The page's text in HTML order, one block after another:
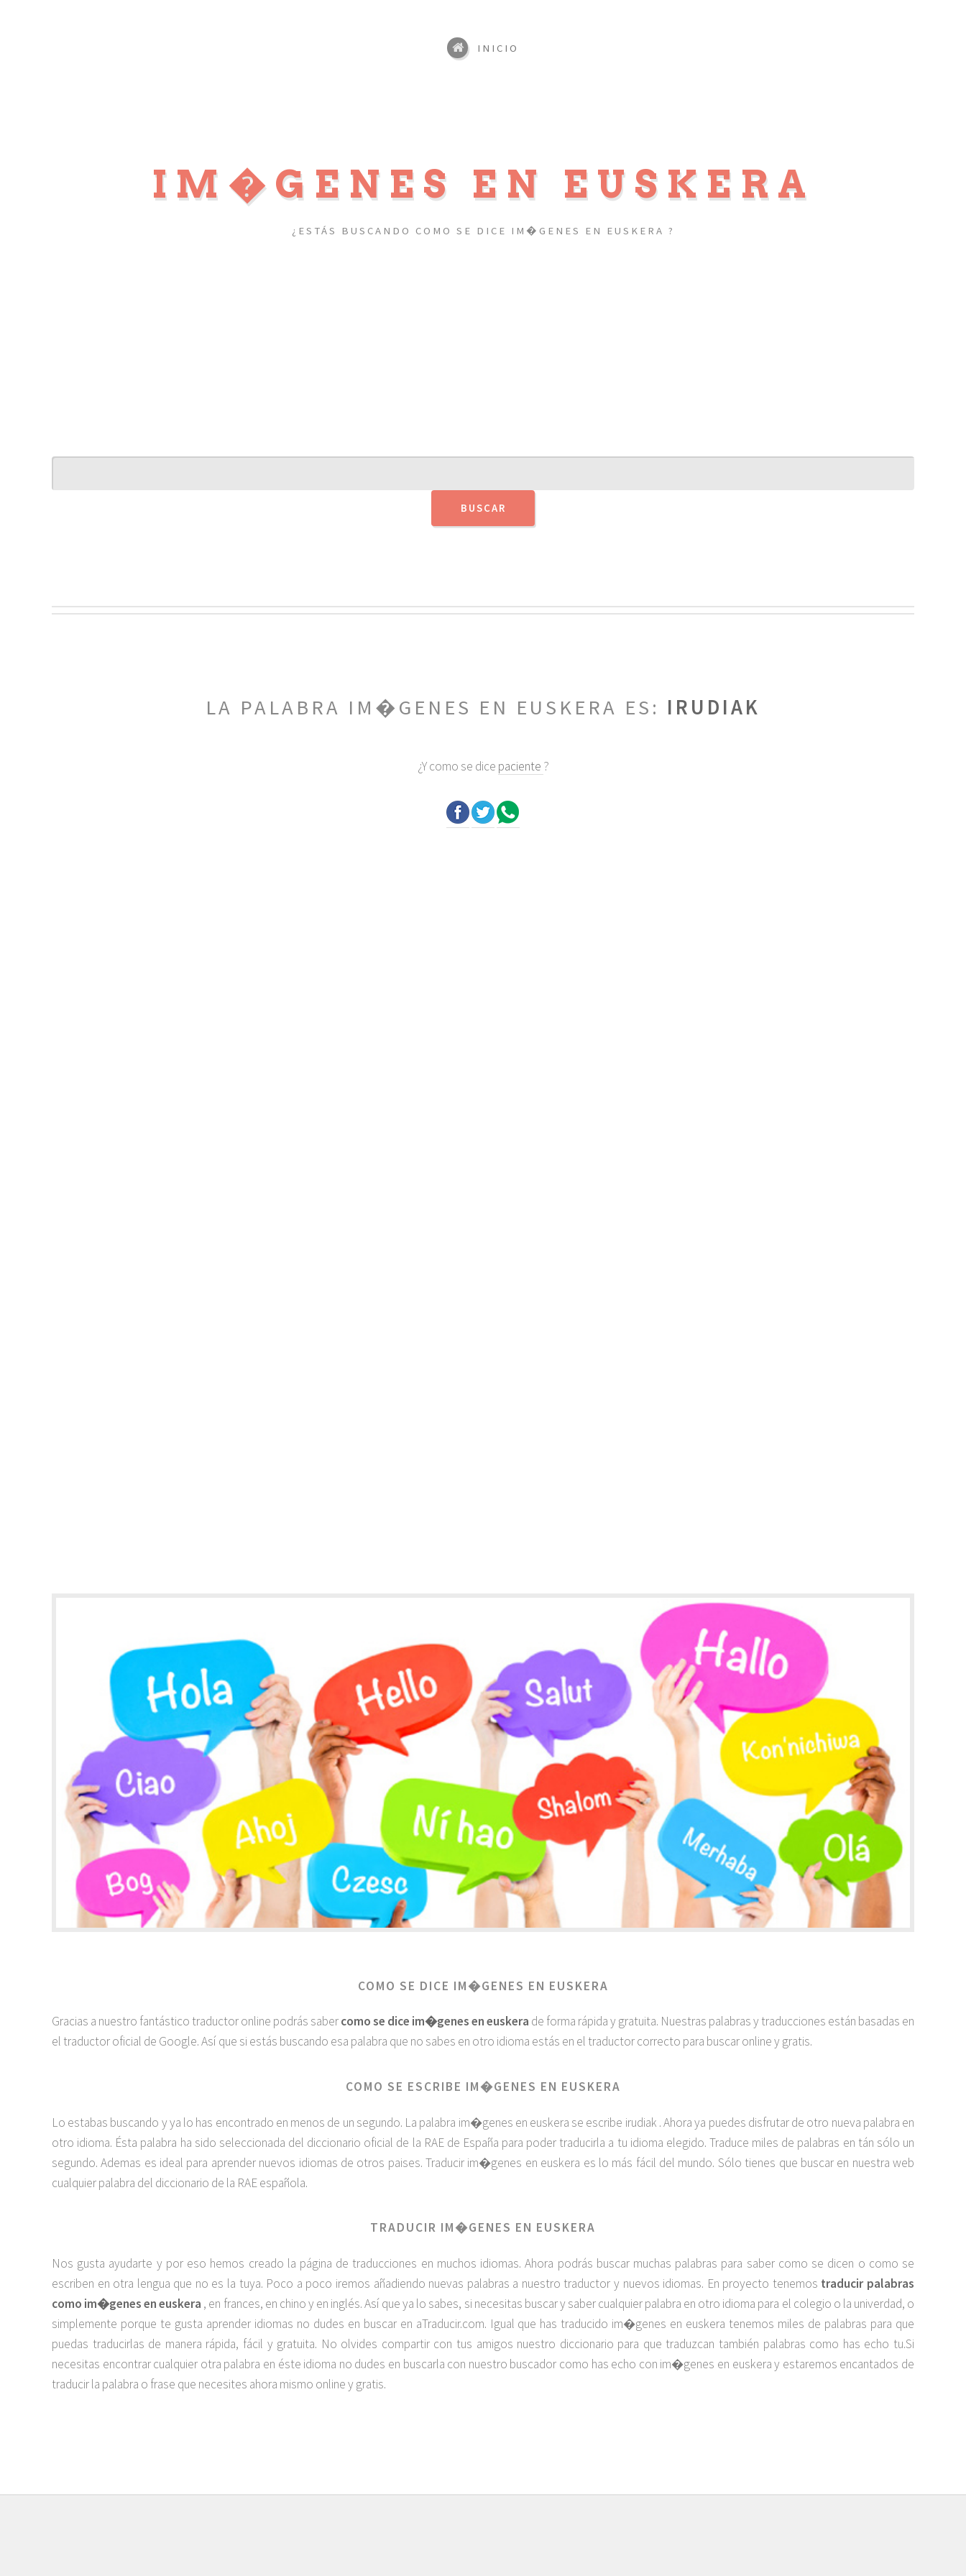
IM�GENES EN EUSKERA
¿ESTÁS BUSCANDO COMO SE DICE IM�GENES EN EUSKERA ?
INICIO
LA PALABRA IM�GENES EN EUSKERA ES: IRUDIAK
¿Y como se dice paciente ?
COMO SE DICE IM�GENES EN EUSKERA
Gracias a nuestro fantástico traductor online podrás sabercomo se dice im�genes en euskera de forma rápida y gratuita. Nuestras palabras y traducciones están basadas en
el traductor oficial de Google. Así que si estás buscando esa palabra que no sabes en otro idioma estás en el traductor correcto para buscar online y gratis.
COMO SE ESCRIBE IM�GENES EN EUSKERA
Lo estabas buscando y ya lo has encontrado en menos de un segundo. La palabra im�genes en euskera se escribe irudiak . Ahora ya puedes disfrutar de otro nueva palabra en
otro idioma. Ésta palabra ha sido seleccionada del diccionario oficial de la RAE de España para poder traducirla a tu idioma elegido. Traduce miles de palabras en tán sólo un
segundo. Ademas es ideal para aprender nuevos idiomas de otros paises. Traducir im�genes en euskera es lo más fácil del mundo. Sólo tienes que buscar en nuestra web
cualquier palabra del diccionario de la RAE española.
TRADUCIR IM�GENES EN EUSKERA
Nos gusta ayudarte y por eso hemos creado la página de traducciones en muchos idiomas. Ahora podrás buscar muchas palabras para saber como se dicen o como se
escriben en otra lengua que no es la tuya. Poco a poco iremos añadiendo nuevas palabras a nuestro traductor y nuevos idiomas. En proyecto tenemos traducir palabras
como im�genes en euskera , en frances, en chino y en inglés. Así que ya lo sabes, si necesitas buscar y saber cualquier palabra en otro idioma para el colegio o la univerdad, o
simplemente porque te gusta aprender idiomas no dudes en buscar en aTraducir.com. Igual que has traducido im�genes en euskera tenemos miles de palabras para que
puedas traducirlas de manera rápida, fácil y gratuita. No olvides compartir con tus amigos nuestro diccionario para que traduzcan también palabras como has echo tu.Si
necesitas encontrar cualquier otra palabra en éste idioma no dudes en buscarla con nuestro buscador como has echo con im�genes en euskera y estaremos encantados de
traducir la palabra o frase que necesites ahora mismo online y gratis.